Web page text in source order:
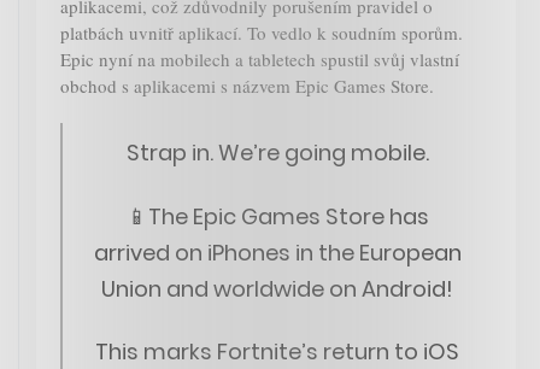
aplikacemi, což zdůvodnily porušením pravidel o
platbách uvnitř aplikací. To vedlo k soudním sporům.
Epic nyní na mobilech a tabletech spustil svůj vlastní
obchod s aplikacemi s názvem Epic Games Store.
Strap in. We’re going mobile.
📱The Epic Games Store has
arrived on iPhones in the European
Union and worldwide on Android!
This marks Fortnite’s return to iOS